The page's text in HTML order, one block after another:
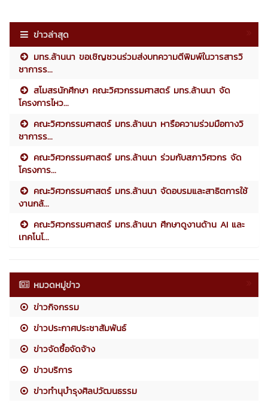
ข่าวล่าสุด
มทร.ล้านนา ขอเชิญชวนร่วมส่งบทความตีพิมพ์ในวารสารวิ
ชาการร...
สโมสรนักศึกษา คณะวิศวกรรมศาสตร์ มทร.ล้านนา จัด
โครงการไหว...
คณะวิศวกรรมศาสตร์ มทร.ล้านนา หารือความร่วมมือทางวิ
ชาการร...
คณะวิศวกรรมศาสตร์ มทร.ล้านนา ร่วมกับสภาวิศวกร จัด
โครงการ...
คณะวิศวกรรมศาสตร์ มทร.ล้านนา จัดอบรมและสาธิตการใช้
งานกล้...
คณะวิศวกรรมศาสตร์ มทร.ล้านนา ศึกษาดูงานด้าน AI และ
เทคโนโ...
หมวดหมู่ข่าว
ข่าวกิจกรรม
ข่าวประกาศประชาสัมพันธ์
ข่าวจัดซื้อจัดจ้าง
ข่าวบริการ
ข่าวทำนุบำรุงศิลปวัฒนธรรม